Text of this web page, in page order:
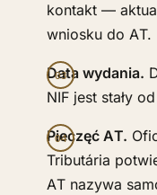
kontakt —
wniosku do AT.
Data wydania.
NIF jest stały
Pieczęć AT.
Tributária
AT nazywa